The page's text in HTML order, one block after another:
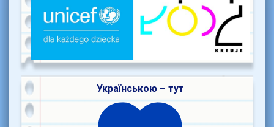
Українською – тут